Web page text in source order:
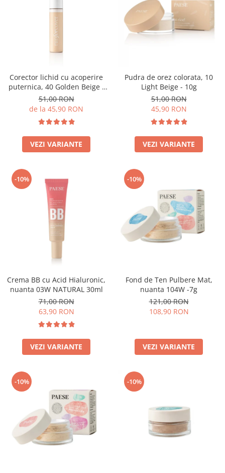
Corector lichid cu acoperire
puternica, 40 Golden Beige -
9ml
51,00 RON
de la 45,90 RON
VEZI VARIANTE
Pudra de orez colorata, 10
Light Beige - 10g
51,00 RON
45,90 RON
VEZI VARIANTE
-10%
Crema BB cu Acid Hialuronic,
nuanta 03W NATURAL 30ml
71,00 RON
63,90 RON
VEZI VARIANTE
-10%
Fond de Ten Pulbere Mat,
nuanta 104W -7g
121,00 RON
108,90 RON
VEZI VARIANTE
-10% -10%